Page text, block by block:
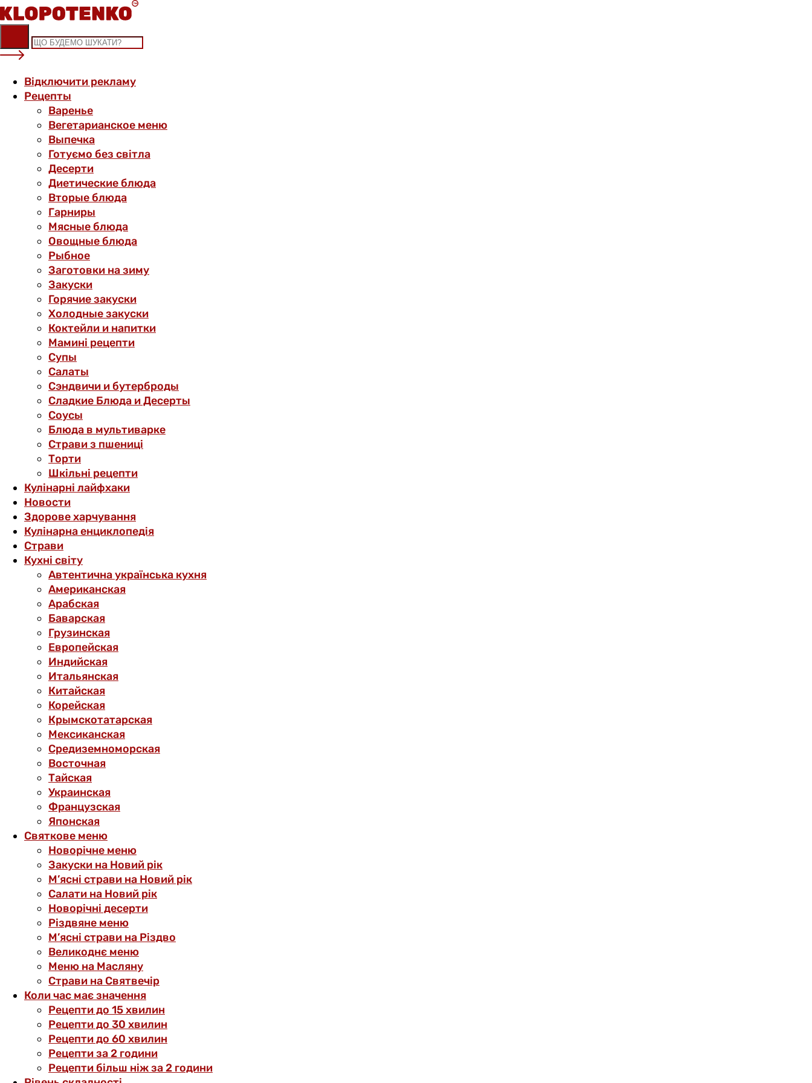
Skip
to
content
Відключити рекламу
Рецепты
Варенье
Вегетарианское меню
Выпечка
Готуємо без світла
Десерти
Диетические блюда
Вторые блюда
Гарниры
Мясные блюда
Овощные блюда
Рыбное
Заготовки на зиму
Закуски
Горячие закуски
Холодные закуски
Коктейли и напитки
Мамині рецепти
Супы
Салаты
Сэндвичи и бутерброды
Сладкие Блюда и Десерты
Соусы
Блюда в мультиварке
Страви з пшениці
Торти
Шкільні рецепти
Кулінарні лайфхаки
Новости
Здорове харчування
Кулінарна енциклопедія
Страви
Кухні світу
Автентична українська кухня
Американская
Арабская
Баварская
Грузинская
Европейская
Индийская
Итальянская
Китайская
Корейская
Крымскотатарская
Мексиканская
Средиземноморская
Восточная
Тайская
Украинская
Французская
Японская
Святкове меню
Новорічне меню
Закуски на Новий рік
М’ясні страви на Новий рік
Салати на Новий рік
Новорічні десерти
Різдвяне меню
М’ясні страви на Різдво
Великоднє меню
Меню на Масляну
Страви на Святвечір
Коли час має значення
Рецепти до 15 хвилин
Рецепти до 30 хвилин
Рецепти до 60 хвилин
Рецепти за 2 години
Рецепти більш ніж за 2 години